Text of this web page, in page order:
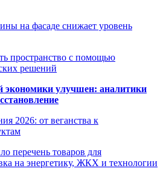
на фасаде снижает уровень
пространство с помощью
решений
экономики улучшен: аналитики
2026: от веганства к
перечень товаров для
на энергетику, ЖКХ и технологии